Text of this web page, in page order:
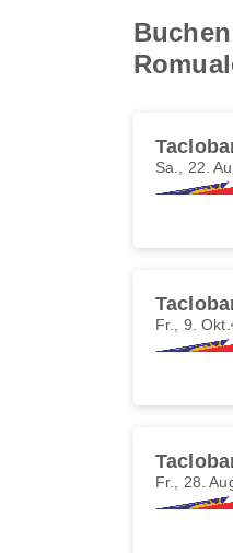
Sa., 22.
Fr., 9. Okt.
Fr., 28.